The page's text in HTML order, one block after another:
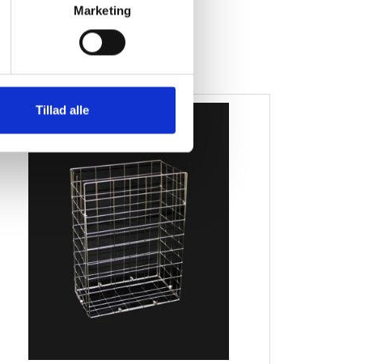
Marketing
Tillad alle